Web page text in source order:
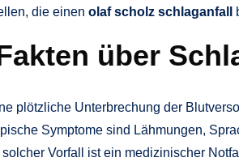
die einen olaf scholz schlaganfall
über
plötzliche Unterbrechung der
Symptome sind Lähmungen,
Vorfall ist ein medizinischer